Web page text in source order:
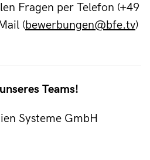
Fragen per Telefon (+49
(bewerbungen@bfe.tv)
Teams!
Systeme GmbH